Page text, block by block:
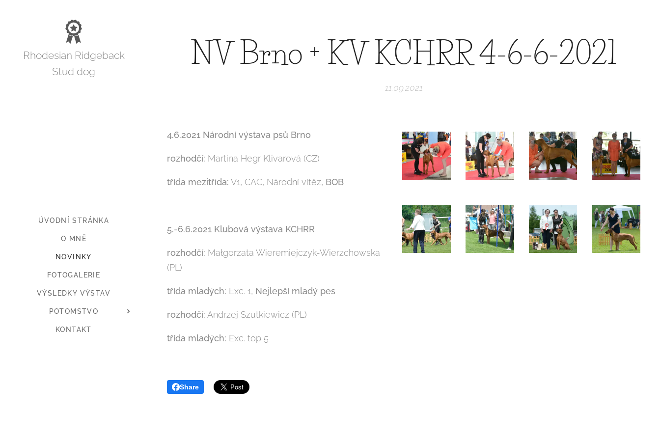
Rhodesian Ridgeback
Stud dog
ÚVODNÍ STRÁNKA
O MNĚ
NOVINKY
FOTOGALERIE
VÝSLEDKY VÝSTAV
POTOMSTVO
KONTAKT
NV Brno + KV KCHRR 4-6-6-2021
11.09.2021
4.6.2021 Národní výstava psů Brno
rozhodčí: Martina Hegr Klivarová (CZ)
třída mezitřída: V1, CAC, Národní vítěz, BOB
5.-6.6.2021 Klubová výstava KCHRR
rozhodčí: Małgorzata Wieremiejczyk-Wierzchowska
(PL)
třída mladých: Exc. 1, Nejlepší mladý pes
rozhodčí: Andrzej Szutkiewicz (PL)
třída mladých: Exc. top 5
Share